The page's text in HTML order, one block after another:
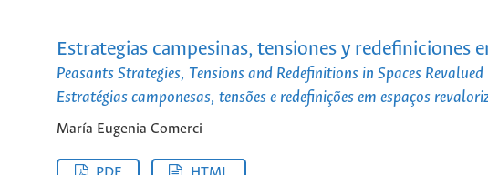
Estrategias campesinas, tensiones y redefiniciones
Peasants Strategies, Tensions and Redefinitions in Spaces
Estratégias camponesas, tensões e redefinições em espaços
María Eugenia Comerci